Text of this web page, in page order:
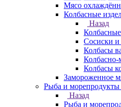
Мясо
Колбасные
Назад
Сосиски и
Колбасы
Колбасно-
Колбасы
Замороженное
Рыба и морепродукты
Назад
Рыба и